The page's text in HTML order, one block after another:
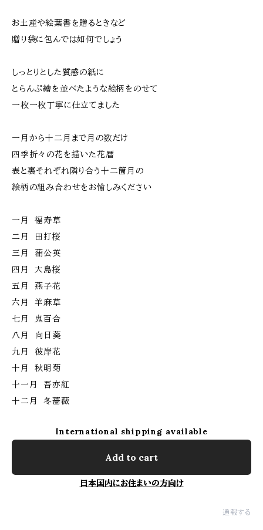
お土産や絵葉書を贈るときなど
贈り袋に包んでは如何でしょう
しっとりとした質感の紙に
とらんぷ繪を並べたような絵柄をのせて
一枚一枚丁寧に仕立てました
一月から十二月まで月の数だけ
四季折々の花を描いた花暦
表と裏それぞれ隣り合う十二箇月の
絵柄の組み合わせをお愉しみください
一月 福寿草
二月 田打桜
三月 蒲公英
四月 大島桜
五月 燕子花
六月 羊麻草
七月 鬼百合
八月 向日葵
九月 彼岸花
十月 秋明菊
十一月 吾亦紅
十二月 冬薔薇
International shipping available
Add to cart
日本国内にお住まいの方向け
通報する